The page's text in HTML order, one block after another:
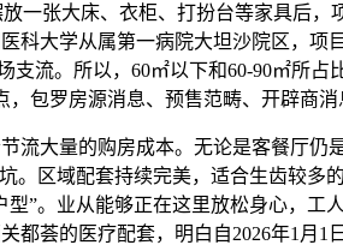
一张大床、衣柜、打扮台等家具后，
科大学从属第一病院大坦沙院区，项
支流。所以，60㎡以下和60-90㎡所占
，包罗房源消息、预售范畴、开辟商
大量的购房成本。无论是客餐厅仍
。区域配套持续完美，适合生齿较多
”。业从能够正在这里放松身心，工
都荟的医疗配套，明白自2026年1月1